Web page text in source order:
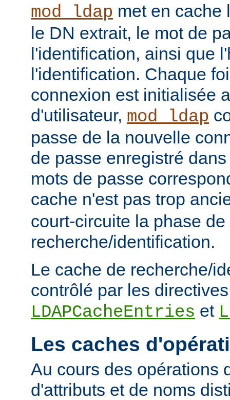
mod_ldap met en cache
le DN extrait, le mot de
l'identification, ainsi que
l'identification. Chaque
connexion est initialisée
d'utilisateur, mod_ldap
passe de la nouvelle
de passe enregistré
mots de passe
cache n'est pas trop
court-circuite la phase de
recherche/identification.
Le cache de recherche/
contrôlé par les directives
LDAPCacheEntries et
Les caches
Au cours des opérations
d'attributs et de noms